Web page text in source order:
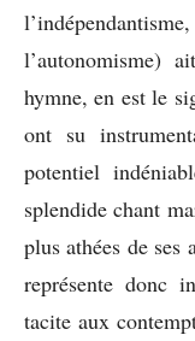
l’autonomisme)
hymne, en est le
ont su
potentiel
splendide chant
plus athées de
représente donc
tacite aux